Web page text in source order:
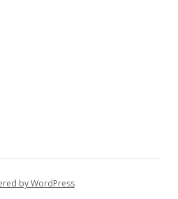
by WordPress